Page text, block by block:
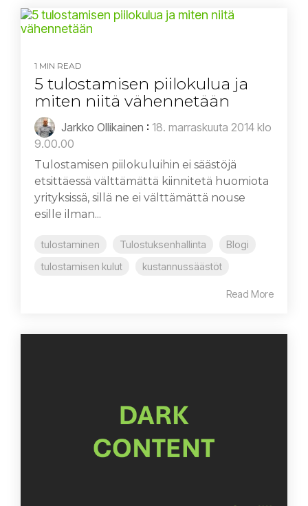
1 MIN READ
5 tulostamisen piilokulua ja
miten niitä vähennetään
Jarkko Ollikainen : 18. marraskuuta 2014 klo
9.00.00
Tulostamisen piilokuluihin ei säästöjä
etsittäessä välttämättä kiinnitetä huomiota
yrityksissä, sillä ne ei välttämättä nouse
esille ilman...
tulostaminen Tulostuksenhallinta
Blogi
tulostamisen kulut
kustannussäästöt
Read More